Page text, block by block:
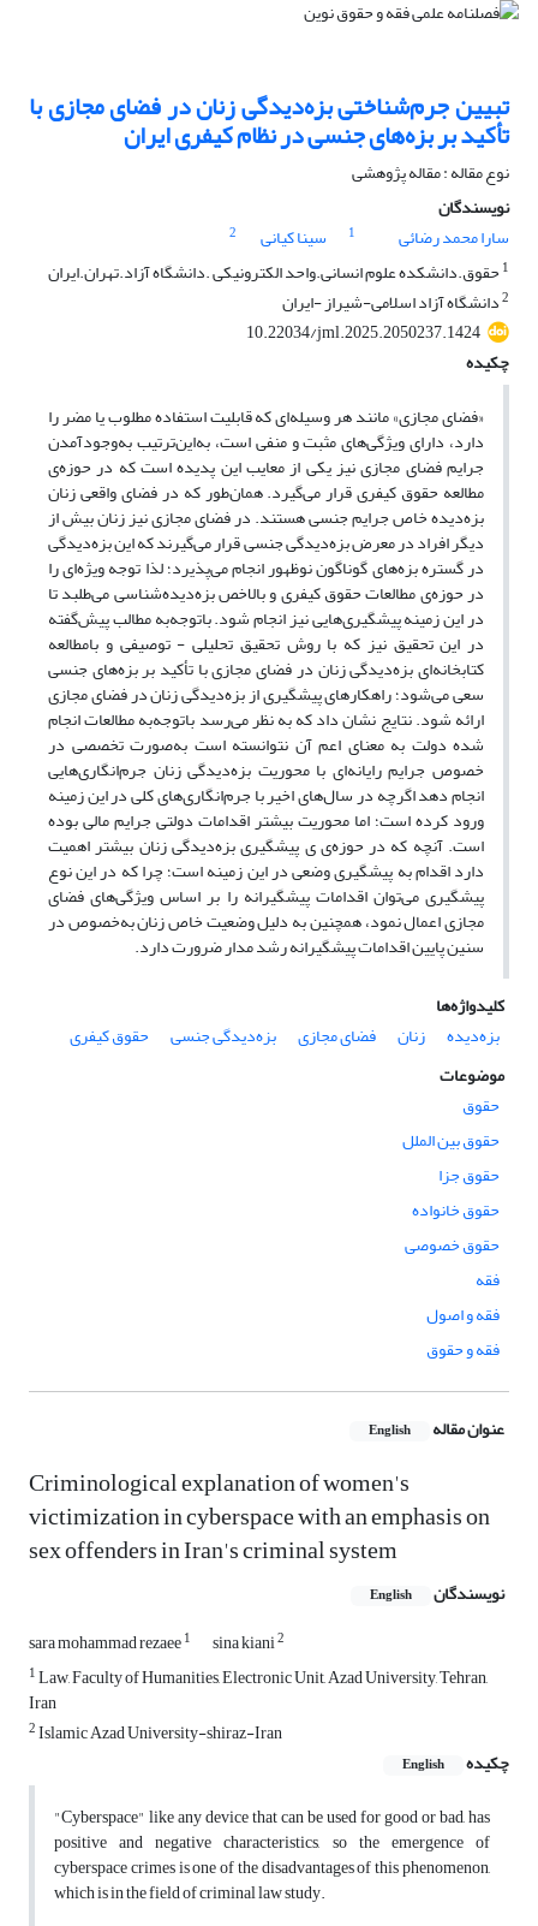
تبیین جرم‌شناختی بزه‌دیدگی زنان در فضای مجازی با
تأکید بر بزه‌های جنسی در نظام کیفری ایران
نوع مقاله : مقاله پژوهشی
نویسندگان
سارا محمد رضائی
1 سینا کیانی
2
1 حقوق.دانشکده علوم انسانی.واحد الکترونیکی .دانشگاه آزاد.تهران.ایران
2دانشگاه آزاد اسلامی-شیراز -ایران
10.22034/jml.2025.2050237.1424
چکیده
«فضای مجازی» مانند هر وسیله‌ای که قابلیت استفاده مطلوب یا مضر را
دارد، دارای ویژگی‌های مثبت و منفی است، به‌این‌ترتیب به‌وجودآمدن
جرایم فضای مجازی نیز یکی از معایب این پدیده است که در حوزه‌ی
مطالعه حقوق کیفری قرار می‌گیرد. همان‌طور که در فضای واقعی زنان
بزه‌دیده خاص جرایم جنسی هستند. در فضای مجازی نیز زنان بیش از
دیگر افراد در معرض بزه‌دیدگی جنسی قرار می‌گیرند که این بزه‌دیدگی
در گستره بزه‌های گوناگون نوظهور انجام می‌پذیرد؛ لذا توجه ویژه‌ای را
در حوزه‌ی مطالعات حقوق کیفری و بالاخص بزه‌دیده‌شناسی می‌طلبد تا
در این زمینه پیشگیری‌هایی نیز انجام شود. باتوجه‌به مطالب پیش‌گفته
در این تحقیق نیز که با روش تحقیق تحلیلی - توصیفی و بامطالعه
کتابخانه‌ای بزه‌دیدگی زنان در فضای مجازی با تأکید بر بزه‌های جنسی
سعی می‌شود؛ راهکارهای پیشگیری از بزه‌دیدگی زنان در فضای مجازی
ارائه شود. نتایج نشان داد که به نظر می‌رسد باتوجه‌به مطالعات انجام
شده دولت به معنای اعم آن نتوانسته است به‌صورت تخصصی در
خصوص جرایم رایانه‌ای با محوریت بزه‌دیدگی زنان جرم‌انگاری‌هایی
انجام دهد اگرچه در سال‌های اخیر با جرم‌انگاری‌های کلی در این زمینه
ورود کرده است؛ اما محوریت بیشتر اقدامات دولتی جرایم مالی بوده
است. آنچه که در حوزه‌ی ی پیشگیری بزه‌دیدگی زنان بیشتر اهمیت
دارد اقدام به پیشگیری وضعی در این زمینه است؛ چرا که در این نوع
پیشگیری می‌توان اقدامات پیشگیرانه را بر اساس ویژگی‌های فضای
مجازی اعمال نمود، همچنین به دلیل وضعیت خاص زنان به‌خصوص در
سنین پایین اقدامات پیشگیرانه رشد مدار ضرورت دارد.
کلیدواژه‌ها
بزه‌دیده
زنان فضای مجازی بزه‌دیدگی جنسی
حقوق کیفری
موضوعات
حقوق
حقوق بین الملل
حقوق جزا
حقوق خانواده
حقوق خصوصی
فقه
فقه و اصول
فقه و حقوق
عنوان مقاله English
Criminological explanation of women's
victimization in cyberspace with an emphasis on
sex offenders in Iran's criminal system
نویسندگان English
sara mohammad rezaee1 sina kiani2
1Law, Faculty of Humanities, Electronic Unit, Azad University, Tehran,
Iran
2Islamic Azad University-shiraz-Iran
چکیده
English
"Cyberspace" like any device that can be used for good or bad, has
positive and negative characteristics, so the emergence of
cyberspace crimes is one of the disadvantages of this phenomenon,
which is in the field of criminal law study.